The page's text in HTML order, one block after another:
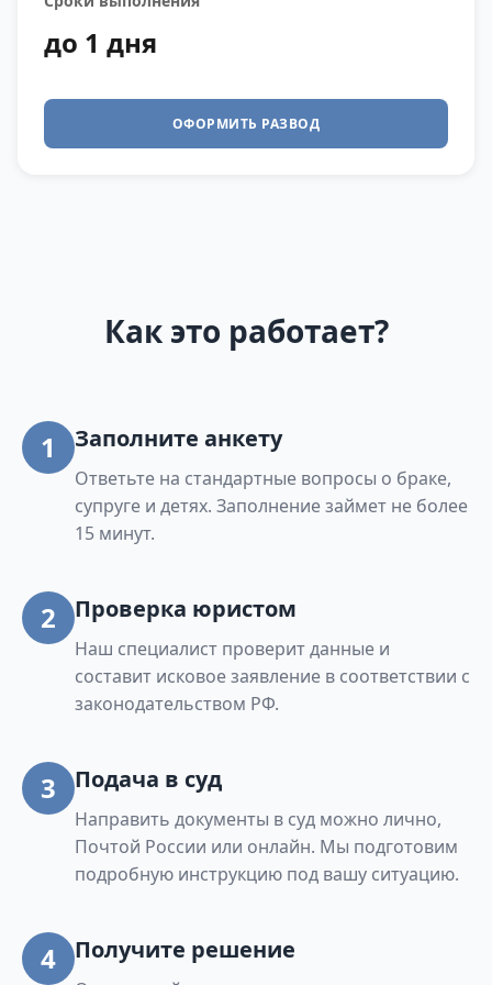
до 1 дня
ОФОРМИТЬ РАЗВОД
Как это работает?
1 Заполните анкету
Ответьте на стандартные вопросы о браке,
супруге и детях. Заполнение займет не более
15 минут.
2 Проверка юристом
Наш специалист проверит данные и
составит исковое заявление в соответствии с
законодательством РФ.
3 Подача в суд
Направить документы в суд можно лично,
Почтой России или онлайн. Мы подготовим
подробную инструкцию под вашу ситуацию.
4 Получите решение